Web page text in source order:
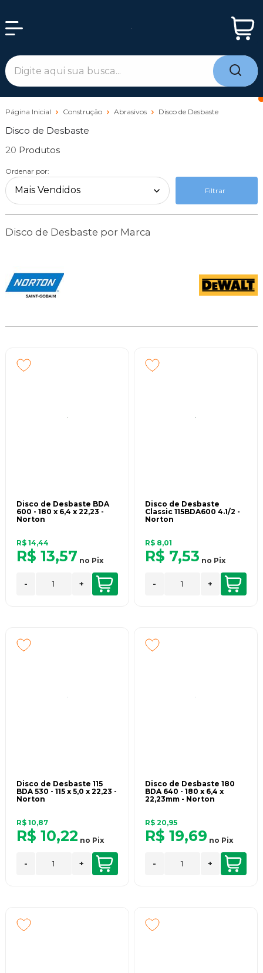
Página Inicial Construção Abrasivos Disco de Desbaste
Disco de Desbaste
20
Ordenar por:
Filtrar
Disco de Desbaste por Marca
Disco de Desbaste BDA
600 - 180 x 6,4 x 22,23 -
Norton
R$ 14,44
R$ 13,57 no Pix
- +
Disco de Desbaste
Classic 115BDA600 4.1/2 -
Norton
R$ 8,01
R$ 7,53 no Pix
- +
Disco de Desbaste 115
BDA 530 - 115 x 5,0 x 22,23 -
Norton
R$ 10,87
R$ 10,22 no Pix
- +
Disco de Desbaste 180
BDA 640 - 180 x 6,4 x
22,23mm - Norton
R$ 20,95
R$ 19,69 no Pix
- +